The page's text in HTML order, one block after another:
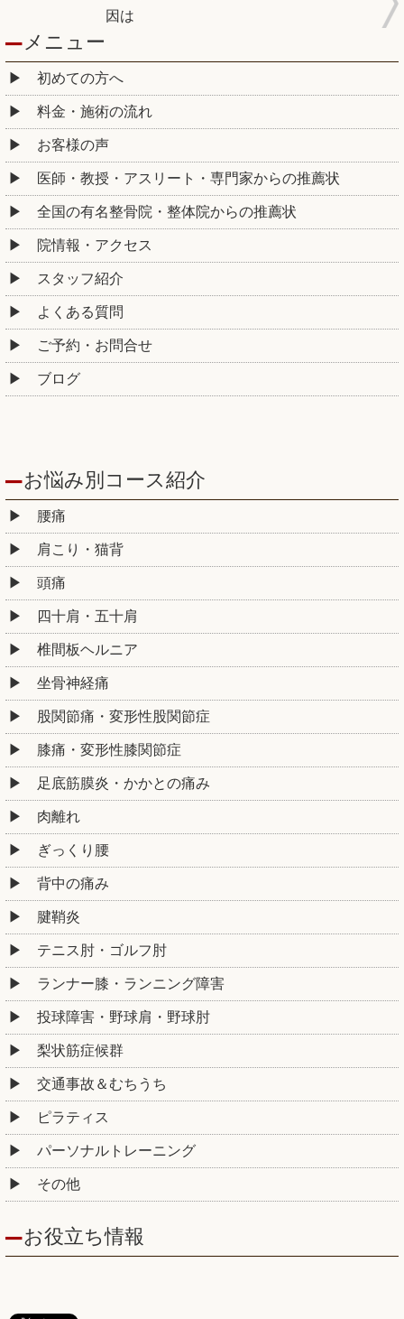
因は
メニュー
初めての方へ
料金・施術の流れ
お客様の声
医師・教授・アスリート・専門家からの推薦状
全国の有名整骨院・整体院からの推薦状
院情報・アクセス
スタッフ紹介
よくある質問
ご予約・お問合せ
ブログ
お悩み別コース紹介
腰痛
肩こり・猫背
頭痛
四十肩・五十肩
椎間板ヘルニア
坐骨神経痛
股関節痛・変形性股関節症
膝痛・変形性膝関節症
足底筋膜炎・かかとの痛み
肉離れ
ぎっくり腰
背中の痛み
腱鞘炎
テニス肘・ゴルフ肘
ランナー膝・ランニング障害
投球障害・野球肩・野球肘
梨状筋症候群
交通事故＆むちうち
ピラティス
パーソナルトレーニング
その他
お役立ち情報